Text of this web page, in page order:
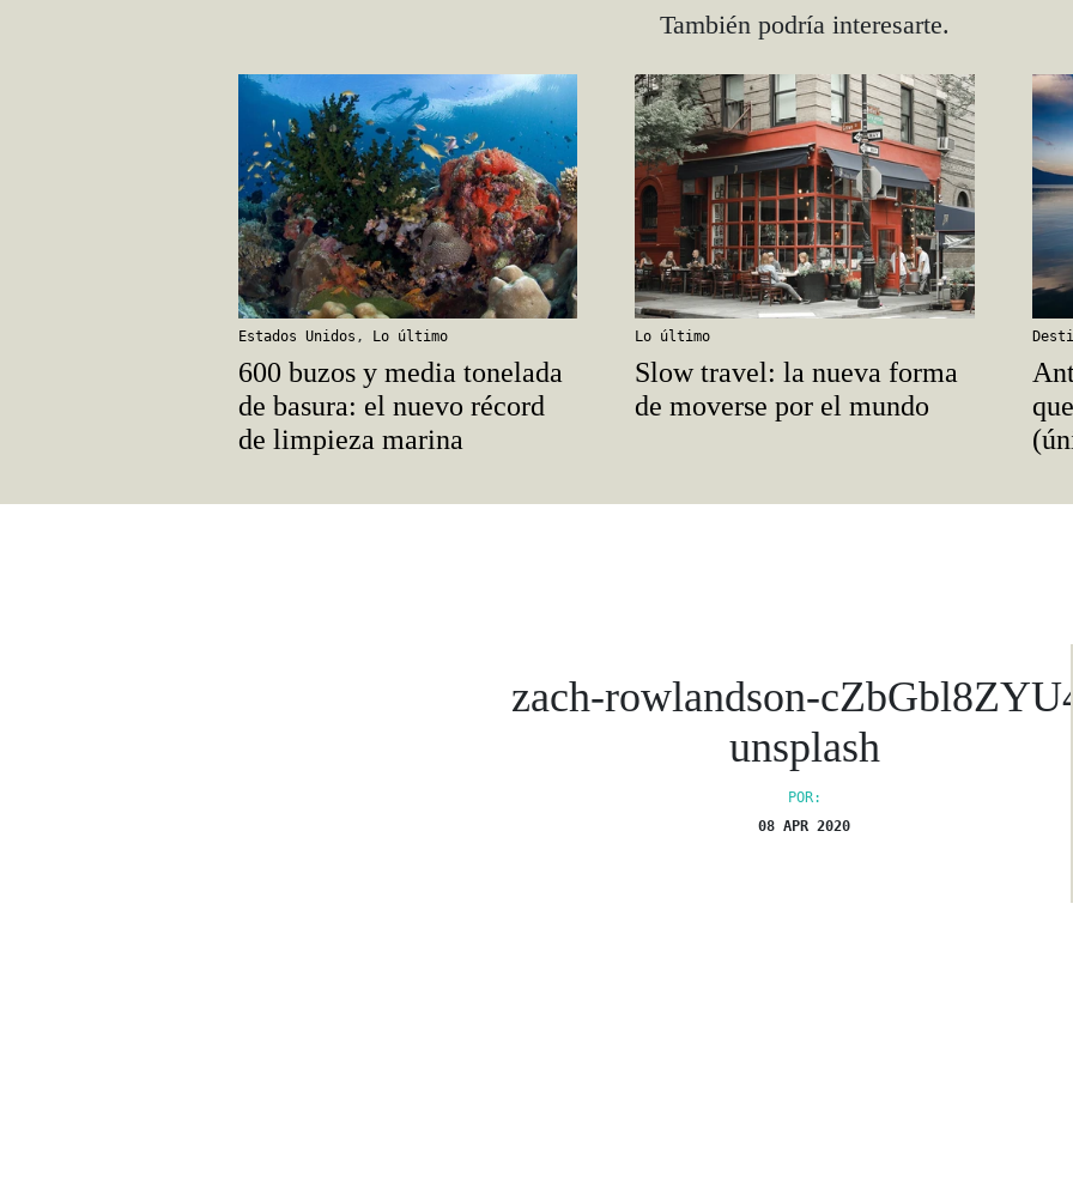
También podría interesarte.
Estados Unidos , Lo último
600 buzos y media tonelada
de basura: el nuevo récord
de limpieza marina
Lo último
Slow travel: la nueva forma
de moverse por el mundo
zach-rowlandson-
unsplash
POR:
08 APR 2020